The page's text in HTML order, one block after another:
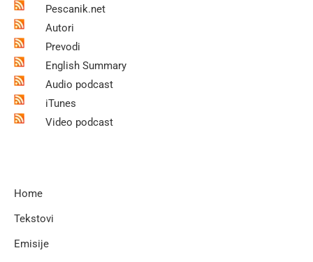
Pescanik.net
Autori
Prevodi
English Summary
Audio podcast
iTunes
Video podcast
Home
Tekstovi
Emisije